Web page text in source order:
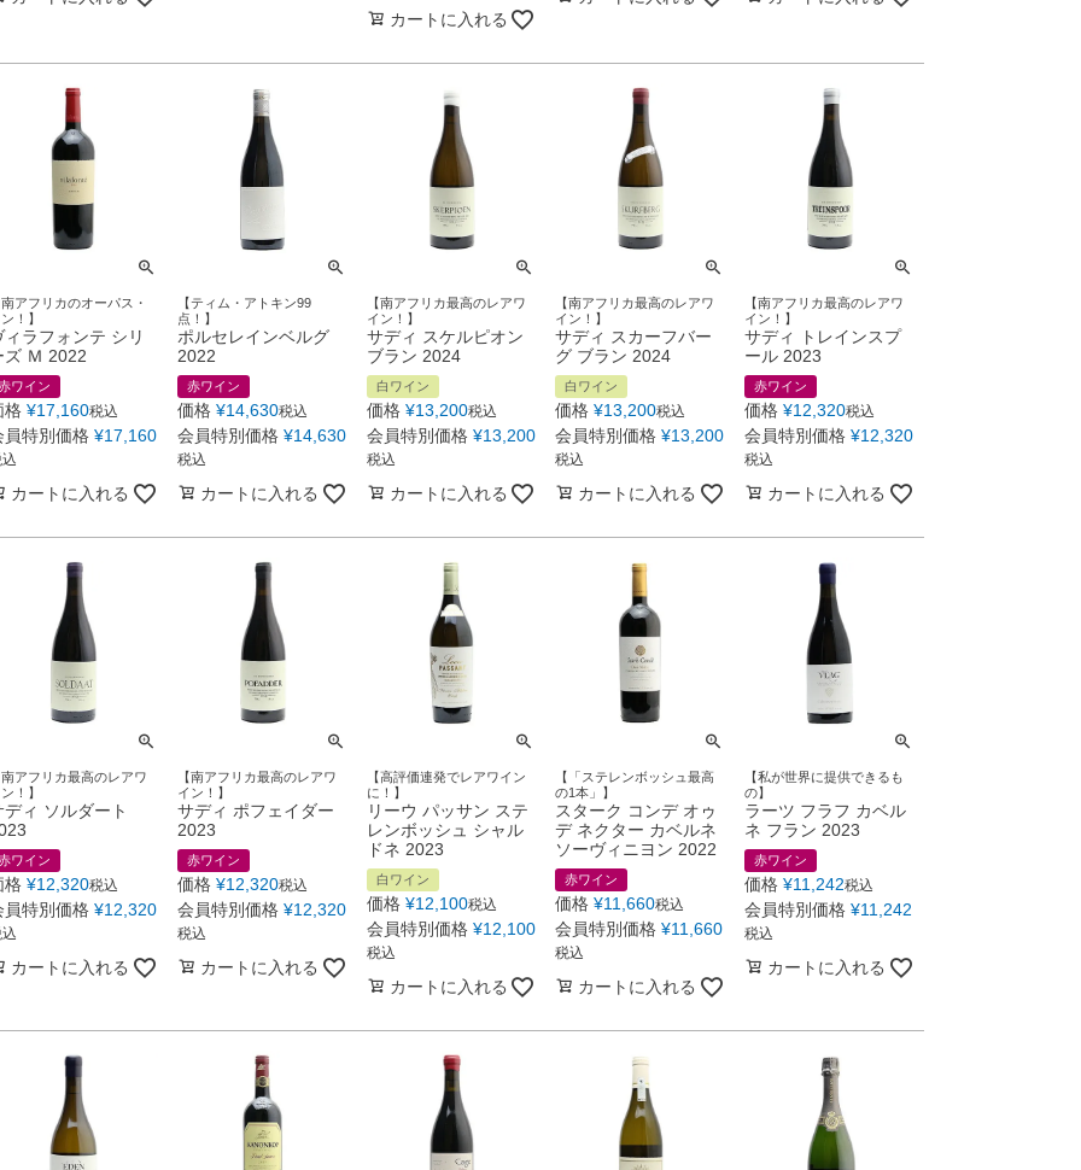
カートに入れる
アフリカのオーパス・
！】
ィラフォンテ シリ
ズ Ｍ 2022
ワイン
格 ¥17,160税込
員特別価格 ¥17,160
カートに入れる
【ティム・アトキン99
点！】
ポルセレインベルグ
2022
赤ワイン
価格 ¥14,630税込
会員特別価格 ¥14,630
税込
カートに入れる
【南アフリカ最高のレアワ
イン！】
サディ スケルピオン
ブラン 2024
白ワイン
価格 ¥13,200税込
会員特別価格 ¥13,200
税込
カートに入れる
【南アフリカ最高のレアワ
イン！】
サディ スカーフバー
グ ブラン 2024
白ワイン
価格 ¥13,200税込
会員特別価格 ¥13,200
税込
カートに入れる
【南アフリカ最高のレアワ
イン！】
サディ トレインスプ
ール 2023
赤ワイン
価格 ¥12,320税込
会員特別価格 ¥12,320
税込
カートに入れる
アフリカ最高のレアワ
！】
ディ ソルダート
ワイン
格 ¥12,320税込
員特別価格 ¥12,320
カートに入れる
【南アフリカ最高のレアワ
イン！】
サディ ポフェイダー
2023
赤ワイン
価格 ¥12,320税込
会員特別価格 ¥12,320
税込
カートに入れる
【高評価連発でレアワイン
に！】
リーウ パッサン ステ
レンボッシュ シャル
ドネ 2023
白ワイン
価格 ¥12,100税込
会員特別価格 ¥12,100
税込
カートに入れる
【「ステレンボッシュ最高
の1本」】
スターク コンデ オゥ
デ ネクター カベルネ
ソーヴィニヨン 2022
赤ワイン
価格 ¥11,660税込
会員特別価格 ¥11,660
税込
カートに入れる
【私が世界に提供できるも
の】
ラーツ フラフ カベル
ネ フラン 2023
赤ワイン
価格 ¥11,242税込
会員特別価格 ¥11,242
税込
カートに入れる